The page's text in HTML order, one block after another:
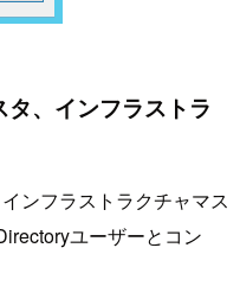
、インフラストラ
ンフラストラクチャマス
ユーザーとコン